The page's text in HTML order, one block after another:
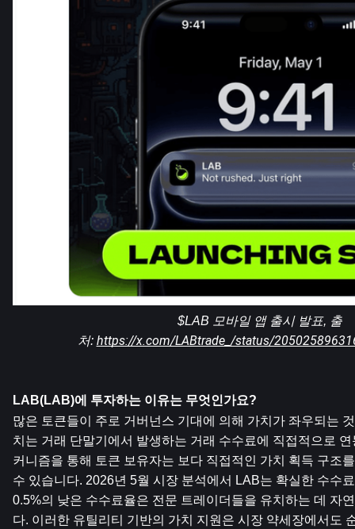
$LAB 모바일 앱 출시 발표, 출
처: https://x.com/LABtrade_/status/
LAB(LAB)에 투자하는 이유는 무엇인가요?
많은 토큰들이 주로 거버넌스 기대에 의해 가치가 좌우되는
치는 거래 단말기에서 발생하는 거래 수수료에 직접적으로
커니즘을 통해 토큰 보유자는 보다 직접적인 가치 획득 구조
수 있습니다. 2026년 5월 시장 분석에서 LAB는 확실한 수수
0.5%의 낮은 수수료율은 전문 트레이더들을 유치하는 데 자
다. 이러한 유틸리티 기반의 가치 지원은 시장 약세장에서도